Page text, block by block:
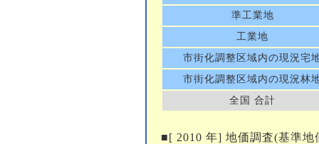
準工業地
工業地
市街化調整区域内の現況宅
市街化調整区域内の現況林
全国 合計
■[ 2010 年] 地価調査(基準地